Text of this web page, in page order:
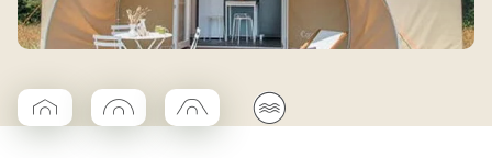
▱Coco Cabane
◯Coco rond
□Coco trapèze
🌊